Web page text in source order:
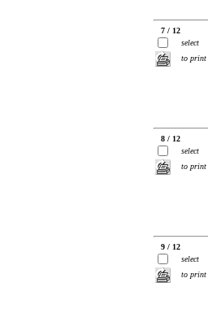
7 / 12
select
to print
8 / 12
select
to print
9 / 12
select
to print